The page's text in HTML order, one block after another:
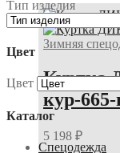
Зимняя
Куртка
кур-
5 198 ₽
Тип изделия
Цвет
Цвет
Каталог
Спецодежда